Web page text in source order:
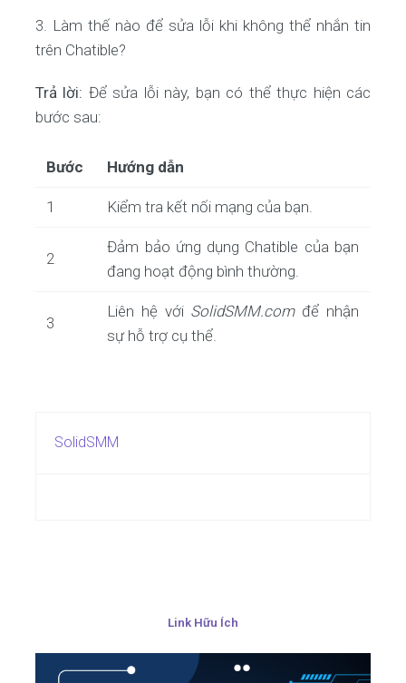
3. Làm thế nào để sửa lỗi khi không thể nhắn tin
trên Chatible?
Trả lời: Để sửa lỗi này, bạn có thể thực hiện các
bước sau:
Bước Hướng dẫn
1 Kiểm tra kết nối mạng của bạn.
2
Đảm bảo ứng dụng Chatible của bạn
đang hoạt động bình thường.
3
Liên hệ với SolidSMM.comđể nhận
sự hỗ trợ cụ thể.
SolidSMM
Link Hữu Ích